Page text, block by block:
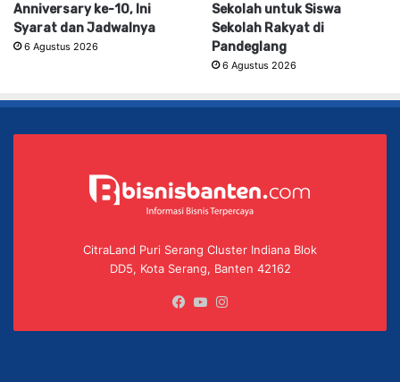
Anniversary ke-10, Ini
Syarat dan Jadwalnya
6 Agustus 2026
Sekolah untuk Siswa
Sekolah Rakyat di
Pandeglang
6 Agustus 2026
CitraLand Puri Serang Cluster Indiana Blok
DD5, Kota Serang, Banten 42162
Facebook
YouTube